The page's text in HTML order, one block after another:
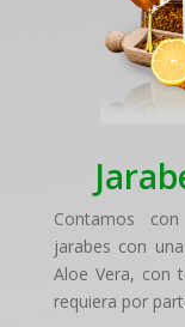
Contamos
jarabes con
Aloe Vera, con
requiera por